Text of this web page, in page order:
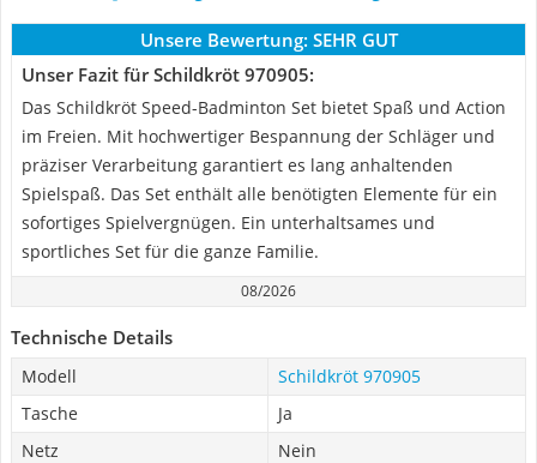
Unsere Bewertung: SEHR GUT
Unser Fazit für Schildkröt 970905:
Das Schildkröt Speed-Badminton Set bietet Spaß und Action
im Freien. Mit hochwertiger Bespannung der Schläger und
präziser Verarbeitung garantiert es lang anhaltenden
Spielspaß. Das Set enthält alle benötigten Elemente für ein
sofortiges Spielvergnügen. Ein unterhaltsames und
sportliches Set für die ganze Familie.
08/2026
Technische Details
Modell
Schildkröt 970905
Tasche
Ja
Netz
Nein